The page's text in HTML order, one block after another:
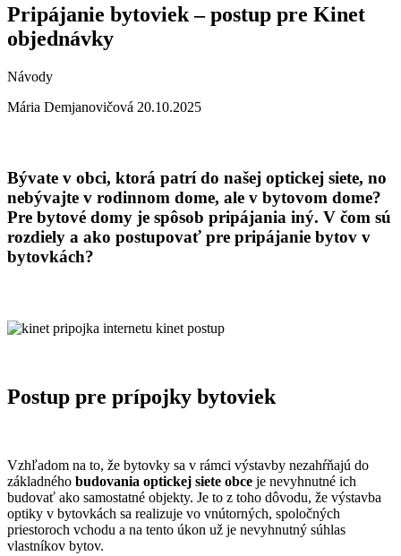
Pripájanie bytoviek – postup pre Kinet
objednávky
Návody
Mária Demjanovičová 20.10.2025
Bývate v obci, ktorá patrí do našej optickej siete, no
nebývajte v rodinnom dome, ale v bytovom dome?
Pre bytové domy je spôsob pripájania iný. V čom sú
rozdiely a ako postupovať pre pripájanie bytov v
bytovkách?
Postup pre prípojky bytoviek
Vzhľadom na to, že bytovky sa v rámci výstavby nezahŕňajú do
základného budovania optickej siete obce je nevyhnutné ich
budovať ako samostatné objekty. Je to z toho dôvodu, že výstavba
optiky v bytovkách sa realizuje vo vnútorných, spoločných
priestoroch vchodu a na tento úkon už je nevyhnutný súhlas
vlastníkov bytov.